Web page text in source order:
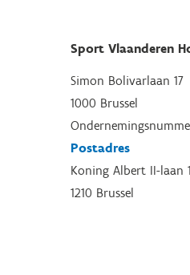
Sport Vlaanderen
Simon Bolivarlaan 17
1000 Brussel
Postadres
Koning Albert II-laan
1210 Brussel